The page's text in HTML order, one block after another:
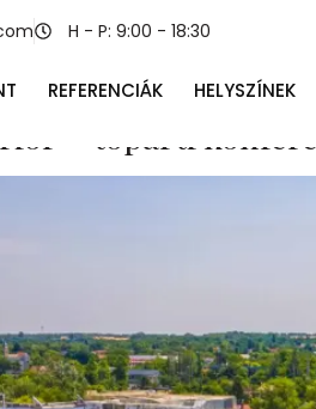
H - P: 9:00 - 18:30
REFERENCIÁK HELYSZÍNEK
– tóparti